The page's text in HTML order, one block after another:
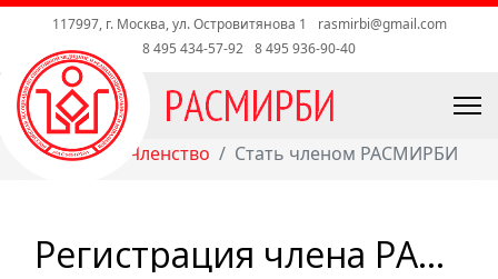
117997, г. Москва, ул. Островитянова 1
rasmirbi@gmail.com
8 495 434-57-92 8 495 936-90-40
Главная Членство Стать членом РАСМИРБИ
Регистрация члена РАСМИРБИ